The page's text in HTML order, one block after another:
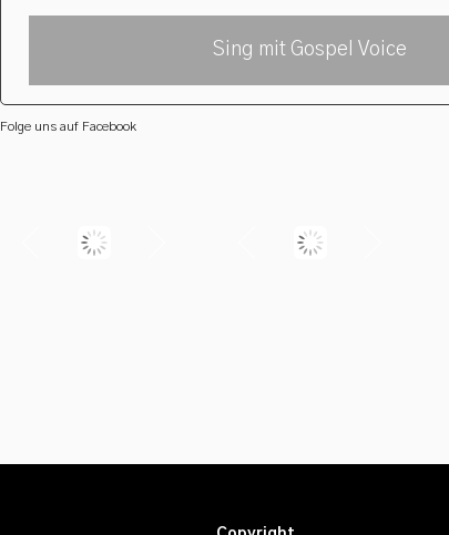
Sing mit Gospel Voice
Folge uns auf Facebook